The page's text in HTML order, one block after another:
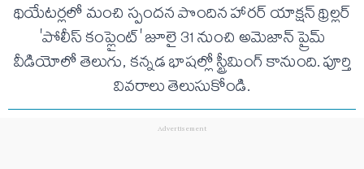
థియేటర్లలో మంచి స్పందన పొందిన హారర్ యాక్షన్ థ్రిల్లర్
'పోలీస్ కంప్లైంట్' జూలై 31 నుంచి అమెజాన్ ప్రైమ్
వీడియోలో తెలుగు, కన్నడ భాషల్లో స్ట్రీమింగ్ కానుంది. పూర్తి
వివరాలు తెలుసుకోండి.